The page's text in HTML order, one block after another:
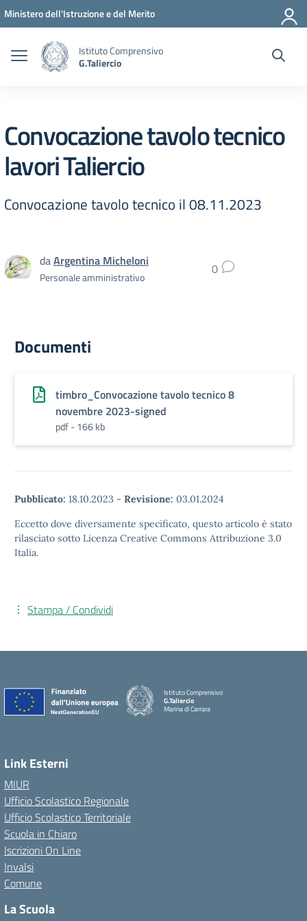
Vai ai contenuti
Vai al menu di navigazione
Vai al footer
Ministero dell'Istruzione e del Merito
Istituto Comprensivo
G.Taliercio
Convocazione tavolo tecnico
lavori Taliercio
Convocazione tavolo tecnico il 08.11.2023
daArgentina Micheloni
Personale amministrativo 0
Documenti
timbro_Convocazione tavolo tecnico 8
novembre 2023-signed
pdf - 166 kb
Pubblicato: 18.10.2023 - Revisione: 03.01.2024
Eccetto dove diversamente specificato, questo articolo è stato
rilasciato sotto Licenza Creative Commons Attribuzione 3.0
Italia.
Stampa / Condividi
Istituto Comprensivo
G.Taliercio
Marina di Carrara
Link Esterni
MIUR
Ufficio Scolastico Regionale
Ufficio Scolastico Territoriale
Scuola in Chiaro
Iscrizioni On Line
Invalsi
Comune
La Scuola